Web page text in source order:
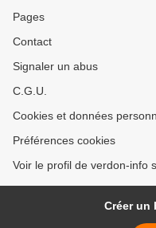
Pages
Contact
Signaler un abus
C.G.U.
Cookies et données
Préférences cookies
Voir le profil de verdon-info
Créer un